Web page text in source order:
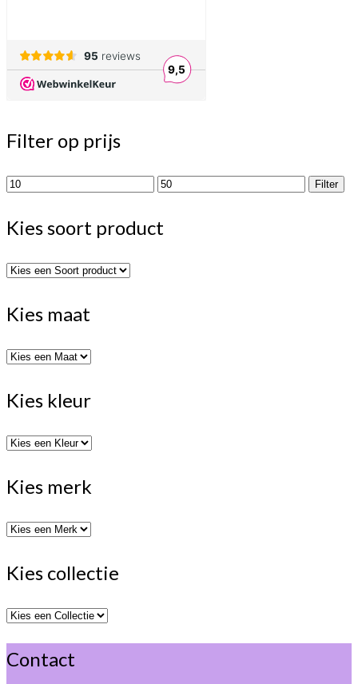
Filter op prijs
Min.
Max.
Filter
Kies soort product
Kies maat
Kies kleur
Kies merk
Kies collectie
Contact